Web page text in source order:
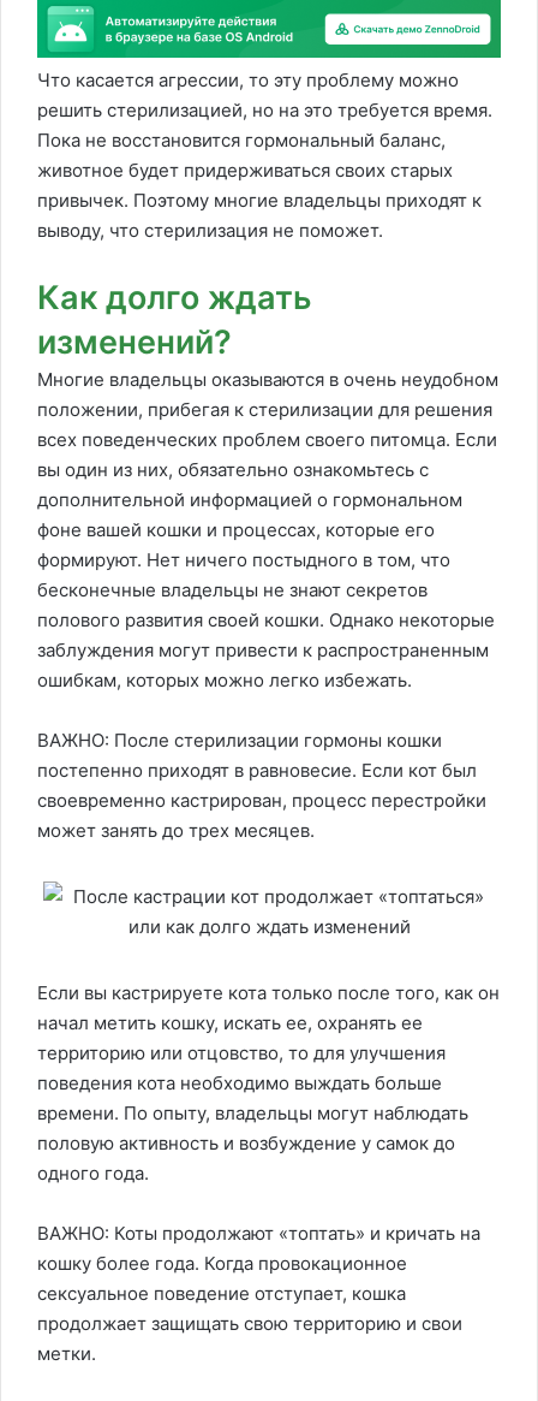
Что касается агрессии, то эту проблему можно
решить стерилизацией, но на это требуется время.
Пока не восстановится гормональный баланс,
животное будет придерживаться своих старых
привычек. Поэтому многие владельцы приходят к
выводу, что стерилизация не поможет.
Как долго ждать
изменений?
Многие владельцы оказываются в очень неудобном
положении, прибегая к стерилизации для решения
всех поведенческих проблем своего питомца. Если
вы один из них, обязательно ознакомьтесь с
дополнительной информацией о гормональном
фоне вашей кошки и процессах, которые его
формируют. Нет ничего постыдного в том, что
бесконечные владельцы не знают секретов
полового развития своей кошки. Однако некоторые
заблуждения могут привести к распространенным
ошибкам, которых можно легко избежать.
ВАЖНО: После стерилизации гормоны кошки
постепенно приходят в равновесие. Если кот был
своевременно кастрирован, процесс перестройки
может занять до трех месяцев.
Если вы кастрируете кота только после того, как он
начал метить кошку, искать ее, охранять ее
территорию или отцовство, то для улучшения
поведения кота необходимо выждать больше
времени. По опыту, владельцы могут наблюдать
половую активность и возбуждение у самок до
одного года.
ВАЖНО: Коты продолжают «топтать» и кричать на
кошку более года. Когда провокационное
сексуальное поведение отступает, кошка
продолжает защищать свою территорию и свои
метки.